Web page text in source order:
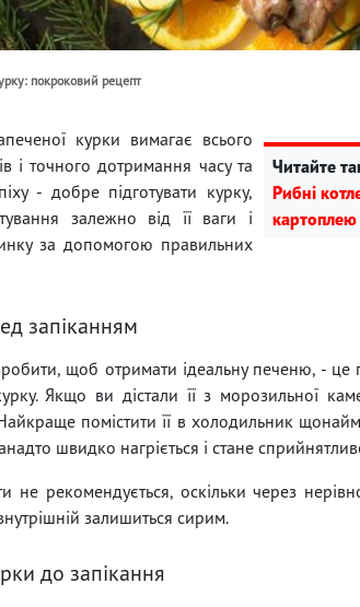
покроковий рецепт
Читайте
Рибні
картоплею
курки вимагає всього
і точного дотримання часу та
- добре підготувати курку,
залежно від її ваги і
за допомогою правильних
запіканням
щоб отримати ідеальну печеню, - це
Якщо ви дістали її з морозильної
помістити її в холодильник
швидко нагріється і стане
не рекомендується, оскільки через
залишиться сирим.
до запікання